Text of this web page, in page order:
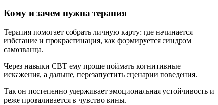
Кому и зачем нужна терапия
Терапия помогает собрать личную карту: где начинается
избегание и прокрастинация, как формируется синдром
самозванца.
Через навыки CBT ему проще поймать когнитивные
искажения, а дальше, перезапустить сценарии поведения.
Так он постепенно удерживает эмоциональная устойчивость и
реже проваливается в чувство вины.